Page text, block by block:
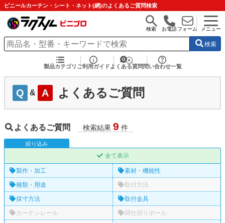
ビニールカーテン・シート・ネット(網)のよくあるご質問検索
検索 お電話フォーム メニュー
検索
製品カテゴリ ご利用ガイド よくある質問 問い合わせ一覧
Q & A よくあるご質問
よくあるご質問 検索結果 9 件
絞り込み
全て表示
製作・加工
素材・機能性
種類・用途
取付方法
採寸方法
取付金具
カーテンレール
間仕切りポール